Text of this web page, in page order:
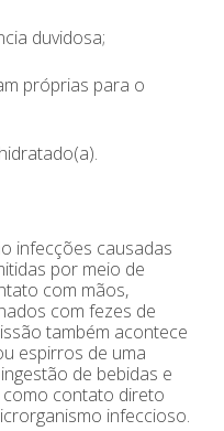
duvidosa;
próprias para o
infecções causadas
por meio de
com mãos,
com fezes de
também acontece
espirros de uma
de bebidas e
contato direto
infeccioso.